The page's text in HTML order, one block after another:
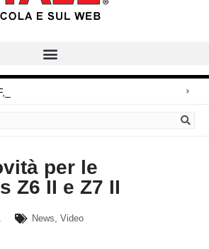
il primo adattator
in arrivo
per le
Z6 II e Z7 II
News, Video